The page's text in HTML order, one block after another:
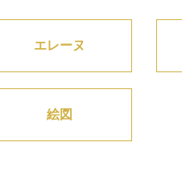
エレーヌ
絵図